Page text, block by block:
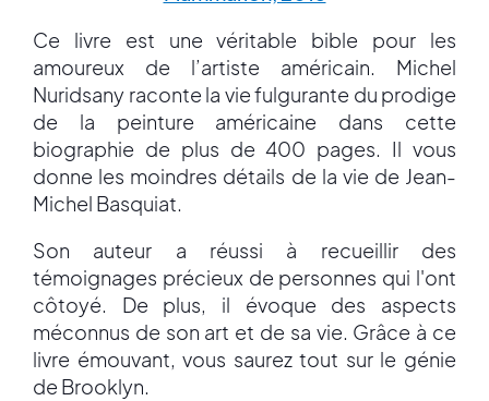
Ce livre est une véritable bible pour les
amoureux de l’artiste américain. Michel
Nuridsany raconte la vie fulgurante du prodige
de la peinture américaine dans cette
biographie de plus de 400 pages. Il vous
donne les moindres détails de la vie de Jean-
Michel Basquiat.
Son auteur a réussi à recueillir des
témoignages précieux de personnes qui l'ont
côtoyé. De plus, il évoque des aspects
méconnus de son art et de sa vie. Grâce à ce
livre émouvant, vous saurez tout sur le génie
de Brooklyn.